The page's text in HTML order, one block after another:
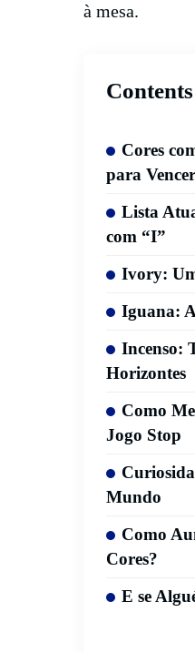
à mesa.
Contents
Cores
para
Lista
com “I”
Ivory:
Iguana:
Incenso:
Horizontes
Como
Jogo Stop
Mundo
Como
Cores?
E se